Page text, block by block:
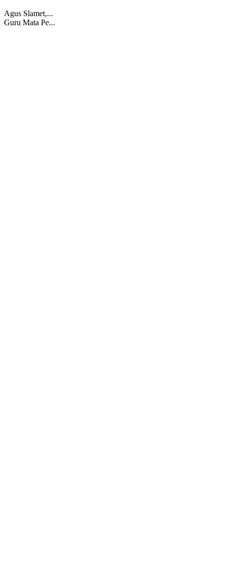
Agus Slamet,...
Guru Mata Pe...